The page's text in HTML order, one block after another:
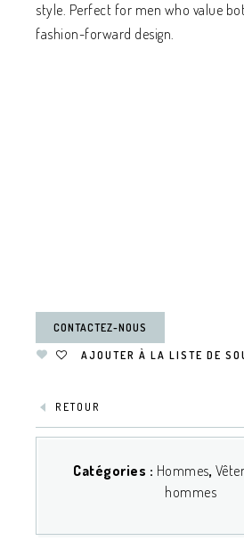
style. Perfect for men who value
fashion-forward design.
CONTACTEZ-NOUS
AJOUTER À LA LISTE DE
RETOUR
Catégories : Hommes,
hommes